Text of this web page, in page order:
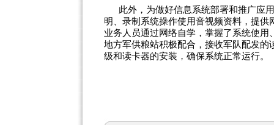
此外，为做好信息系统部署和推广应
明、录制系统操作使用音视频资料，提
业务人员通过网络自学，掌握了系统使
地方军供粮站积极配合，接收军队配发
级和读卡器的安装，确保系统正常运行。